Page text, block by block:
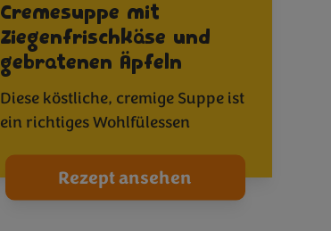
Cremesuppe mit
Ziegenfrischkäse und
gebratenen Äpfeln
Diese köstliche, cremige Suppe ist
ein richtiges Wohlfülessen
Rezept ansehen